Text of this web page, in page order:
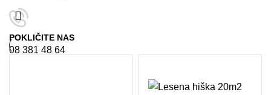
POKLIČITE NAS
08 381 48 64